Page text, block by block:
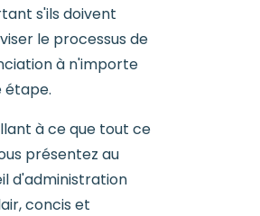
s'ils doivent
le processus de
à n'importe
étape.
à ce que tout ce
présentez au
d'administration
concis et